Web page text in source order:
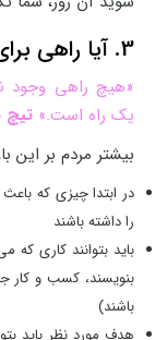
3. آیا راهی برای شاد بودن وجود دارد؟
«هیچ راهی وجود
یک راه است.» تیچ
بیشتر مردم بر این
در ابتدا چیزی که
را داشته باشند
باید بتوانند کاری که
بنویسند، کسب و کار
باشند)
هدف مورد نظر باید